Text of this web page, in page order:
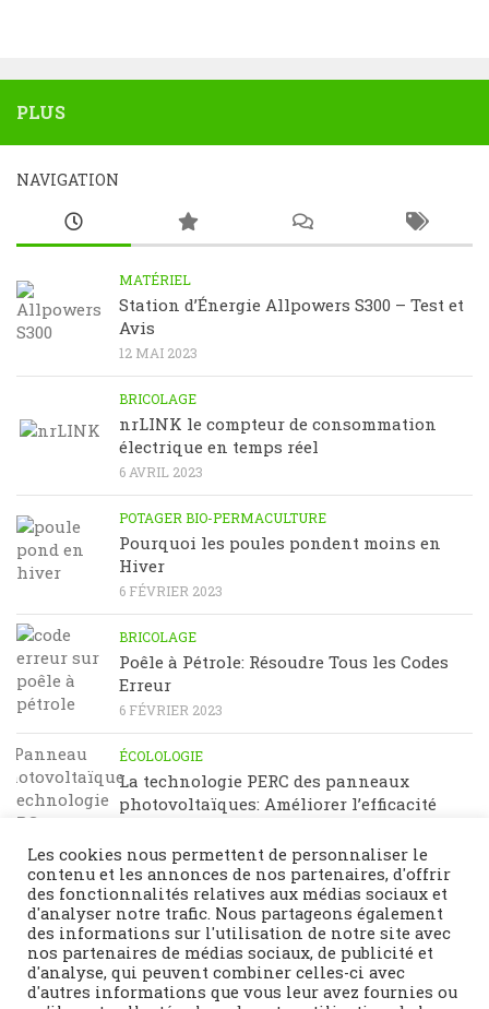
PLUS
NAVIGATION
MATÉRIEL
Station d’Énergie Allpowers S300 – Test et
Avis
12 MAI 2023
BRICOLAGE
nrLINK le compteur de consommation
électrique en temps réel
6 AVRIL 2023
POTAGER BIO-PERMACULTURE
Pourquoi les poules pondent moins en
Hiver
6 FÉVRIER 2023
BRICOLAGE
Poêle à Pétrole: Résoudre Tous les Codes
Erreur
6 FÉVRIER 2023
ÉCOLOLOGIE
La technologie PERC des panneaux
photovoltaïques: Améliorer l’efficacité
23 JANVIER 2023
Les cookies nous permettent de personnaliser le
contenu et les annonces de nos partenaires, d'offrir
des fonctionnalités relatives aux médias sociaux et
d'analyser notre trafic. Nous partageons également
des informations sur l'utilisation de notre site avec
nos partenaires de médias sociaux, de publicité et
d'analyse, qui peuvent combiner celles-ci avec
d'autres informations que vous leur avez fournies ou